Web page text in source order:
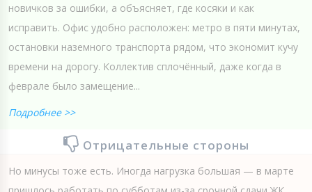
новичков за ошибки, а объясняет, где косяки и как
исправить. Офис удобно расположен: метро в пяти минутах,
остановки наземного транспорта рядом, что экономит кучу
времени на дорогу. Коллектив сплочённый, даже когда в
феврале было замещение...
Подробнее >>
Отрицательные стороны
Но минусы тоже есть. Иногда нагрузка большая — в марте